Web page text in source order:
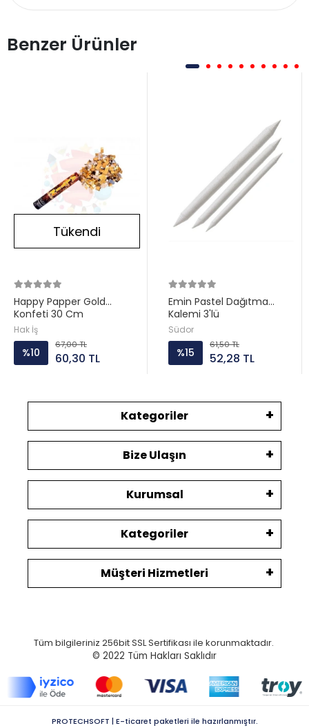
Benzer Ürünler
Tükendi
Happy Papper Gold
Konfeti 30 Cm
Hak İş
%10
67,00 TL
60,30 TL
Emin Pastel Dağıtma
Kalemi 3'lü
Südor
%15
61,50 TL
52,28 TL
Kategoriler
Bize Ulaşın
Kurumsal
Kategoriler
Müşteri Hizmetleri
Tüm bilgileriniz 256bit SSL Sertifikası ile korunmaktadır.
© 2022 Tüm Hakları Saklıdır
PROTECHSOFT | E-ticaret paketleri ile hazırlanmıştır.